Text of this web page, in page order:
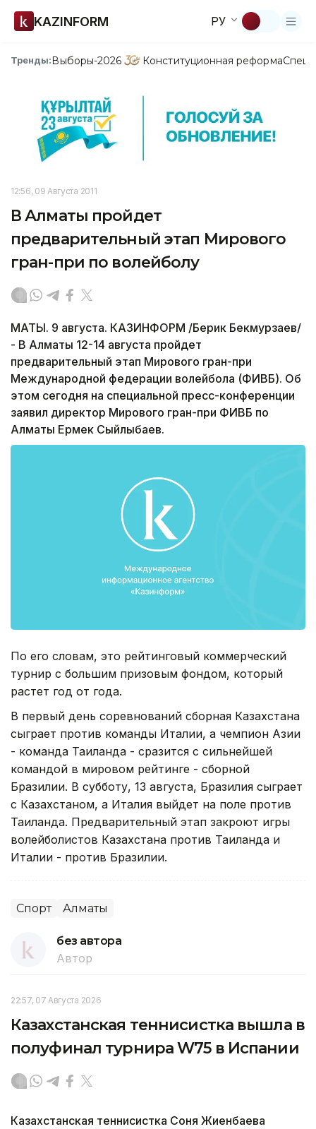
KAZINFORM РУ
Тренды:Выборы-2026 Конституционная реформа
12:56, 09 Августа 2011
В Алматы пройдет
предварительный этап Мирового
гран-при по волейболу
МАТЫ. 9 августа. КАЗИНФОРМ /Берик Бекмурзаев/
- В Алматы 12-14 августа пройдет
предварительный этап Мирового гран-при
Международной федерации волейбола (ФИВБ). Об
этом сегодня на специальной пресс-конференции
заявил директор Мирового гран-при ФИВБ по
Алматы Ермек Сыйлыбаев.
По его словам, это рейтинговый коммерческий
турнир с большим призовым фондом, который
растет год от года.
В первый день соревнований сборная Казахстана
сыграет против команды Италии, а чемпион Азии
- команда Таиланда - сразится с сильнейшей
командой в мировом рейтинге - сборной
Бразилии. В субботу, 13 августа, Бразилия сыграет
с Казахстаном, а Италия выйдет на поле против
Таиланда. Предварительный этап закроют игры
волейболистов Казахстана против Таиланда и
Италии - против Бразилии.
Спорт Алматы
без автора
Автор
22:57, 07 Августа 2026
Казахстанская теннисистка вышла в
полуфинал турнира W75 в Испании
Казахстанская теннисистка Соня Жиенбаева